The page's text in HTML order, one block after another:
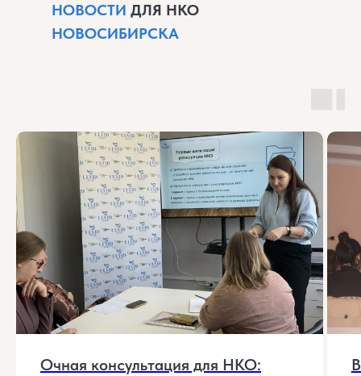
НОВОСТИ ДЛЯ НКО
НОВОСИБИРСКА
Очная консультация для НКО: